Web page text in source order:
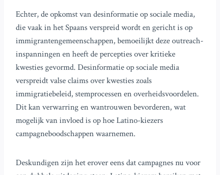
Echter, de opkomst van desinformatie op sociale media,
die vaak in het Spaans verspreid wordt en gericht is op
immigrantengemeenschappen, bemoeilijkt deze outreach-
inspanningen en heeft de percepties over kritieke
kwesties gevormd. Desinformatie op sociale media
verspreidt valse claims over kwesties zoals
immigratiebeleid, stemprocessen en overheidsvoordelen.
Dit kan verwarring en wantrouwen bevorderen, wat
mogelijk van invloed is op hoe Latino-kiezers
campagneboodschappen waarnemen.
Deskundigen zijn het erover eens dat campagnes nu voor